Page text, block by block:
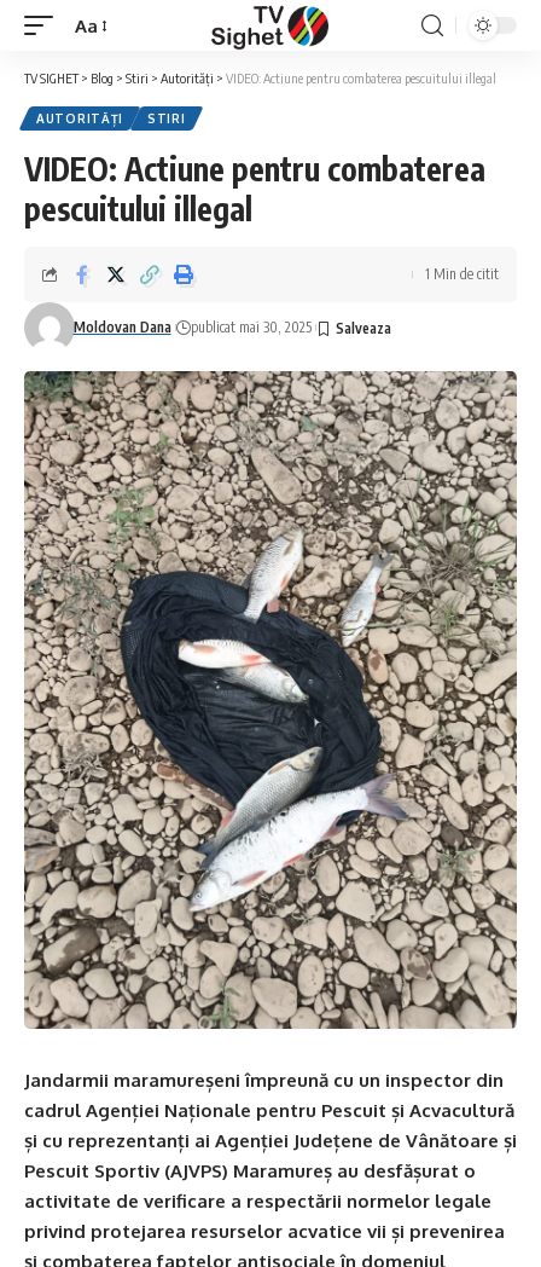
Font
Resizer
Aa
TV SIGHET> Blog > Stiri > Autorități > VIDEO: Actiune pentru combaterea pescuitului illegal
AUTORITĂȚI STIRI
VIDEO: Actiune pentru combaterea
pescuitului illegal
Moldovan Dana publicat mai 30, 2025
1 Min de citit
Jandarmii maramureșeni împreună cu un inspector din
cadrul Agenției Naționale pentru Pescuit și Acvacultură
și cu reprezentanți ai Agenției Județene de Vânătoare și
Pescuit Sportiv (AJVPS) Maramureș au desfășurat o
activitate de verificare a respectării normelor legale
privind protejarea resurselor acvatice vii și prevenirea
și combaterea faptelor antisociale în domeniul